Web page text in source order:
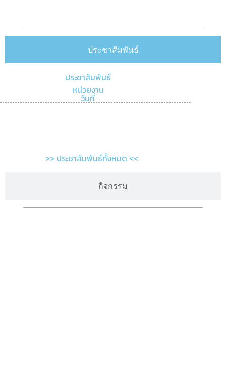
ประชาสัมพันธ์
กิจกรรม
ประชาสัมพันธ์
หน่วยงาน
วันที่
>> ประชาสัมพันธ์ทั้งหมด <<